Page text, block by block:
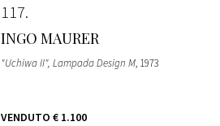
117
INGO MAURER
"Uchiwa II", Lampada Design M, 1973
VENDUTO € 1.100